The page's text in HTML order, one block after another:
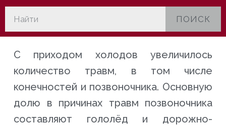
ПОИСК
С приходом холодов увеличилось
количество травм, в том числе
конечностей и позвоночника. Основную
долю в причинах травм позвоночника
составляют гололёд и дорожно-